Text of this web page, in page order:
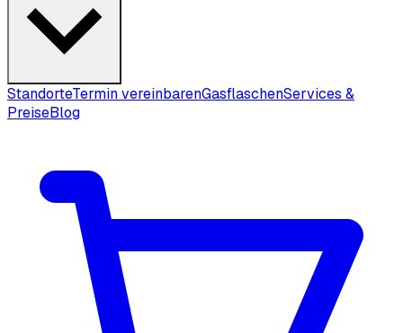
StandorteTermin vereinbarenGasflaschenServices &
PreiseBlog